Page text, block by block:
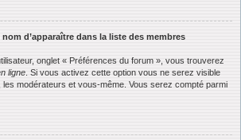
d’apparaître dans la liste des membres
onglet « Préférences du forum », vous trouverez
ligne . Si vous activez cette option vous ne serez visible
modérateurs et vous-même. Vous serez compté parmi